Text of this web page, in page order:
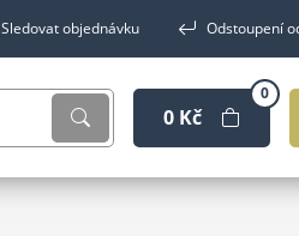
Sledovat objednávku Odstoupení
0 Kč
0